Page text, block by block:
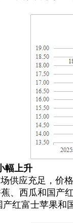
幅上升
供应充足，价
、西瓜和国产
产红富士苹果和